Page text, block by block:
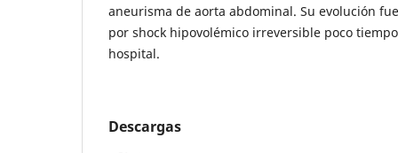
aneurisma de aorta abdominal. Su evolución
por shock hipovolémico irreversible poco
hospital.
Descargas